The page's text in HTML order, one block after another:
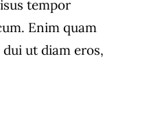
tempor
Enim quam
ut diam eros,